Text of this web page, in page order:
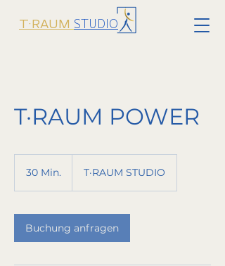
T·RAUM STUDIO
T·RAUM POWER
30 Min.
i
n
.
T·RAUM STUDIO
Buchung anfragen